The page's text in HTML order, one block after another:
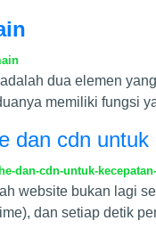
adalah dua elemen
memiliki fungsi
dan cdn
dan-cdn-untuk-
website bukan lagi
dan setiap detik